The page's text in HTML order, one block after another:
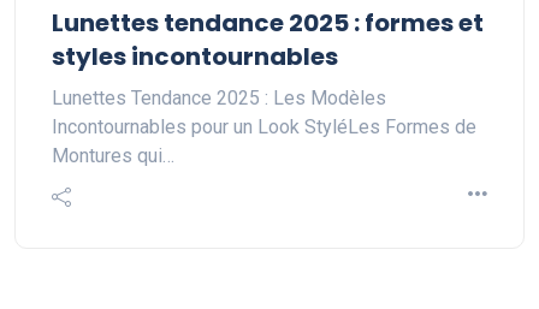
Lunettes tendance 2025 : formes et
styles incontournables
Lunettes Tendance 2025 : Les Modèles
Incontournables pour un Look StyléLes Formes de
Montures qui…